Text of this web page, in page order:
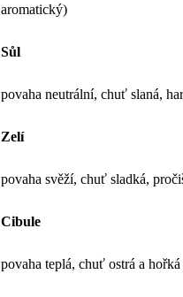
aromatický)
Sůl
povaha neutrální, chuť slaná,
Zelí
povaha svěží, chuť sladká,
Cibule
povaha teplá, chuť ostrá a